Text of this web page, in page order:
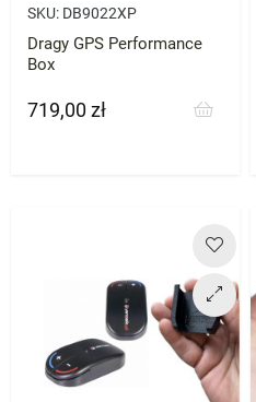
SKU: DB9022XP
Dragy GPS Performance
Box
Cena
719,00 zł